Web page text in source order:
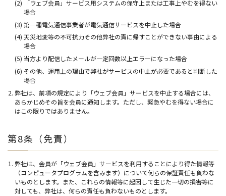
(2) 「ウェブ会員」サービス用システムの保守上または工事上やむを得ない
場合
(3) 第一種電気通信事業者が電気通信サービスを中止した場合
(4) 天災地変等の不可抗力その他弊社の責に帰すことができない事由による
場合
(5) 当方より配信したメールが一定回数以上エラーになった場合
(6) その他、運用上の理由で弊社がサービスの中止が必要であると判断した
場合
弊社は、前項の規定により「ウェブ会員」サービスを中止する場合には、
あらかじめその旨を会員に通知します。ただし、緊急やむを得ない場合に
はこの限りではありません。
第8条（免責）
弊社は、会員が「ウェブ会員」サービスを利用することにより得た情報等
（コンピュータプログラムを含みます）について何らの保証責任も負わな
いものとします。また、これらの情報等に起因して生じた一切の損害等に
対しても、弊社は、何らの責任も負わないものとします。